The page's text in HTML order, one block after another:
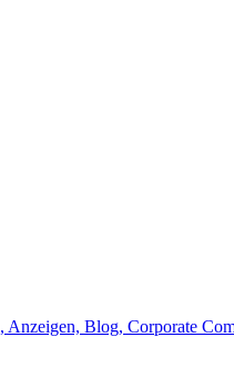
Anzeigen, Blog, Corporate